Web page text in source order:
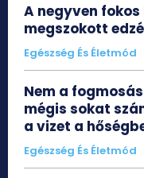
A negyven
megszokott
Egészség És Életmód
Nem a
mégis sokat
a vizet a
Egészség És Életmód